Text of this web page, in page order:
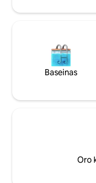
Baseinas
Oro